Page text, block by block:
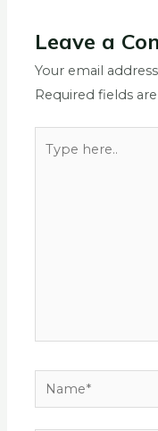
Leave a
Your email
Required fields
here..
Name*